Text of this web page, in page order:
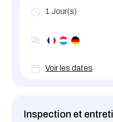
1 Jour(s)
Voir les dates
Inspection et